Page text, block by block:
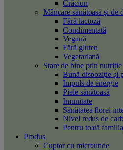
Crăciun
Mâncare sănătoasă şi de
Fără lactoză
Condimentată
Vegană
Fără gluten
Vegetariană
Stare de bine prin nutriție
Bună dispoziție și
Impuls de energie
Piele sănătoasă
Imunitate
Sănătatea florei
Nivel redus de
Pentru toată familia
Produs
Cuptor cu microunde